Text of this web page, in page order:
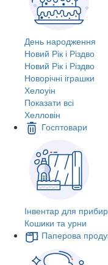
День народження
Новий Рік і Різдво
Новий Рік і Різдво
Новорічні іграшки
Хелоуін
Показати всі
Хелловін
Госптовари
Інвентар для
Кошики та урни
Паперова